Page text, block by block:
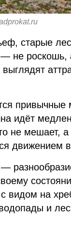
старые
не роскошь,
идёт
не мешает, а
движением
—
видом на
и